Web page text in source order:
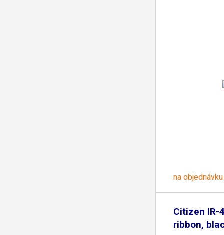
na objednávku
Citizen IR-
ribbon,